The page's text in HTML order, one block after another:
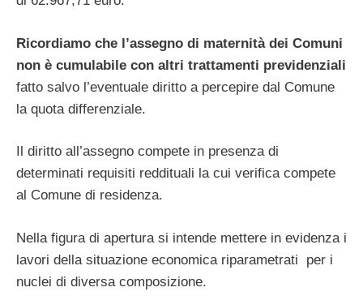
Ricordiamo che l’assegno di maternità dei Comuni
non è cumulabile con altri trattamenti previdenziali
fatto salvo l’eventuale diritto a percepire dal Comune
la quota differenziale.
Il diritto all’assegno compete in presenza di
determinati requisiti reddituali la cui verifica compete
al Comune di residenza.
Nella figura di apertura si intende mettere in evidenza i
lavori della situazione economica riparametrati per i
nuclei di diversa composizione.